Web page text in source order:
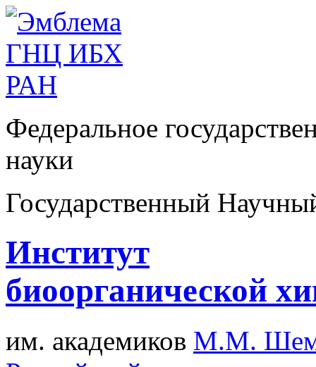
Федеральное
науки
Государственный
Институт
биоорганической
им. академиков М.М.